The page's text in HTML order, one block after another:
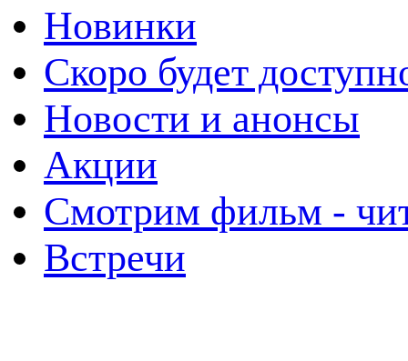
Новинки
Скоро будет
Новости и анонсы
Акции
Смотрим фильм -
Встречи